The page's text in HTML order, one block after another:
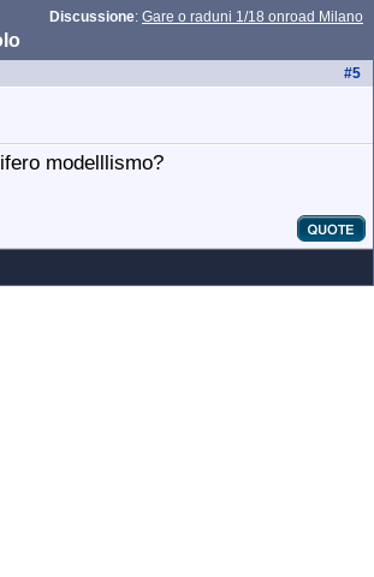
Discussione: Gare o raduni 1/18 onroad Milano
#5
modelllismo?